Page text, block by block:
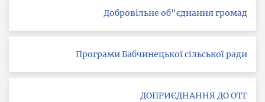
Добровільне об"єднання громад
Програми Бабчинецької сільської ради
ДОПРИЄДНАННЯ ДО ОТГ